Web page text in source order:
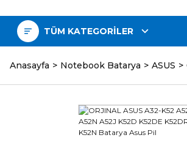
TÜM KATEGORİLER
Anasayfa Notebook Batarya ASUS